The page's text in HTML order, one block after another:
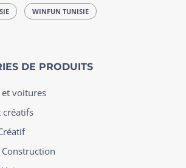
WINFUN TUNISIE
DE PRODUITS
et voitures
créatifs